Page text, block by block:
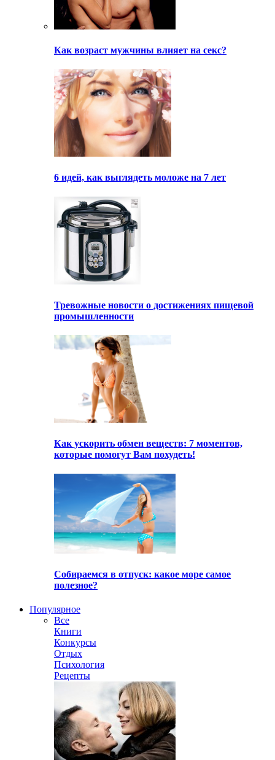
Как возраст мужчины влияет на секс?
6 идей, как выглядеть моложе на 7 лет
Тревожные новости о достижениях пищевой
промышленности
Как ускорить обмен веществ: 7 моментов,
которые помогут Вам похудеть!
Собираемся в отпуск: какое море самое
полезное?
Популярное
Все
Книги
Конкурсы
Отдых
Психология
Рецепты